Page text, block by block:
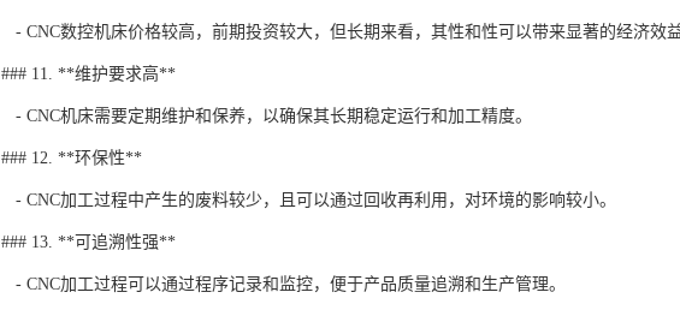
- CNC数控机床价格较高，前期投资较大，但长期来看，其性和性可以带来显著的经济效
### 11. **维护要求高**
- CNC机床需要定期维护和保养，以确保其长期稳定运行和加工精度。
### 12. **环保性**
- CNC加工过程中产生的废料较少，且可以通过回收再利用，对环境的影响较小。
### 13. **可追溯性强**
- CNC加工过程可以通过程序记录和监控，便于产品质量追溯和生产管理。